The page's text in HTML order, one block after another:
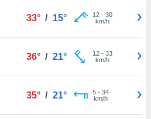
33° / 15° 12- 30
km/h
36° / 21° 12- 33
km/h
35° / 21° 5- 34
km/h